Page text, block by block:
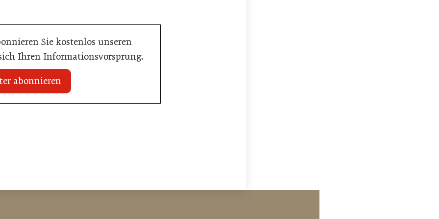
Sie kostenlos unseren
Ihren Informationsvorsprung.
abonnieren